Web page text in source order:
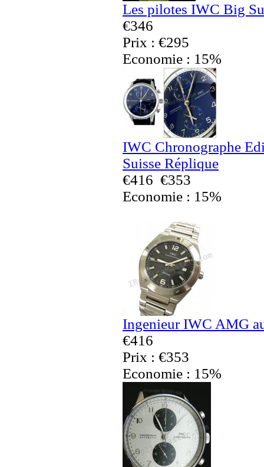
Les pilotes IWC Big
€346
Prix : €295
Economie : 15%
IWC Chronographe
Suisse Réplique
€416 €353
Economie : 15%
Ingenieur IWC AMG
€416
Prix : €353
Economie : 15%